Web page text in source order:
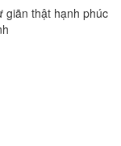
giãn thật hạnh phúc